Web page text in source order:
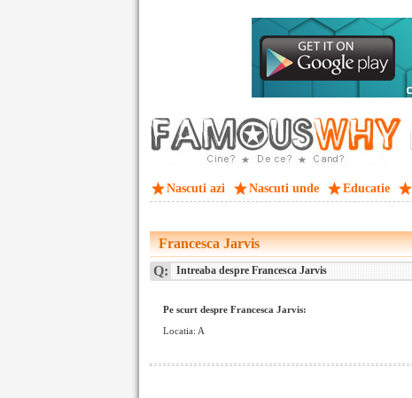
Nascuti azi Nascuti unde Educatie
Francesca Jarvis
Q: Intreaba despre Francesca Jarvis
Pe scurt despre Francesca Jarvis:
Locatia: A